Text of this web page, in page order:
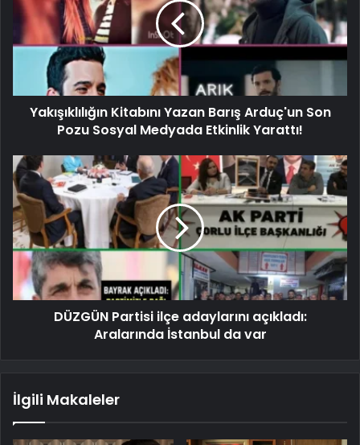
Yakışıklılığın Kitabını Yazan Barış Arduç'un Son
Pozu Sosyal Medyada Etkinlik Yarattı!
DÜZGÜN Partisi ilçe adaylarını açıkladı:
Aralarında İstanbul da var
İlgili Makaleler